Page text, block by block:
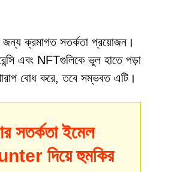
জন্য ক্রমাগত সতর্কতা প্রয়োজন।
এবং NFTগুলিকে ভুল হাতে পড়া
বোধ করে, তবে সম্ভবত এটি।
ইমেল
দিয়ে হুমকির